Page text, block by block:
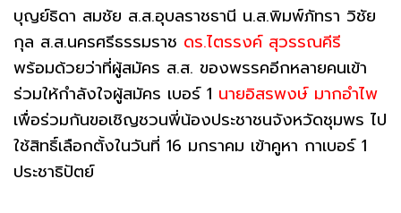
บุญย์ธิดา สมชัย ส.ส.อุบลราชธานี น.ส.พิมพ์ภัทรา วิชัย
กุล ส.ส.นครศรีธรรมราช ดร.ไตรรงค์ สุวรรณคีรี
พร้อมด้วยว่าที่ผู้สมัคร ส.ส. ของพรรคอีกหลายคนเข้า
ร่วมให้กำลังใจผู้สมัคร เบอร์ 1 นายอิสรพงษ์ มากอำไพ
เพื่อร่วมกันขอเชิญชวนพี่น้องประชาชนจังหวัดชุมพร ไป
ใช้สิทธิ์เลือกตั้งในวันที่ 16 มกราคม เข้าคูหา กาเบอร์ 1
ประชาธิปัตย์